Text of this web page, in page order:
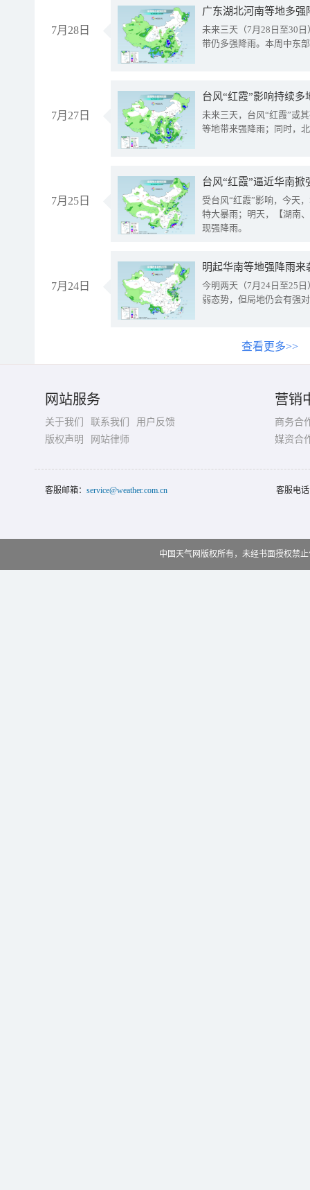
7月28日
广东湖北河南等地多
未来三天（7月28日至30
带仍多强降雨。本周中东
7月27日
台风“红霞”影响持续
未来三天，台风“红霞”或
等地带来强降雨；同时，
7月25日
台风“红霞”逼近华南
受台风“红霞”影响，今天
特大暴雨；明天，【湖南
现强降雨。
7月24日
明起华南等地强降雨
今明两天（7月24日至25
弱态势，但局地仍会有强
查看更多>>
网站服务
关于我们 联系我们
用户反馈
版权声明
网站律师
营销
商务合
媒资合
客服邮箱： service@weather.com.cn 客服电
中国天气网版权所有，未经书面授权